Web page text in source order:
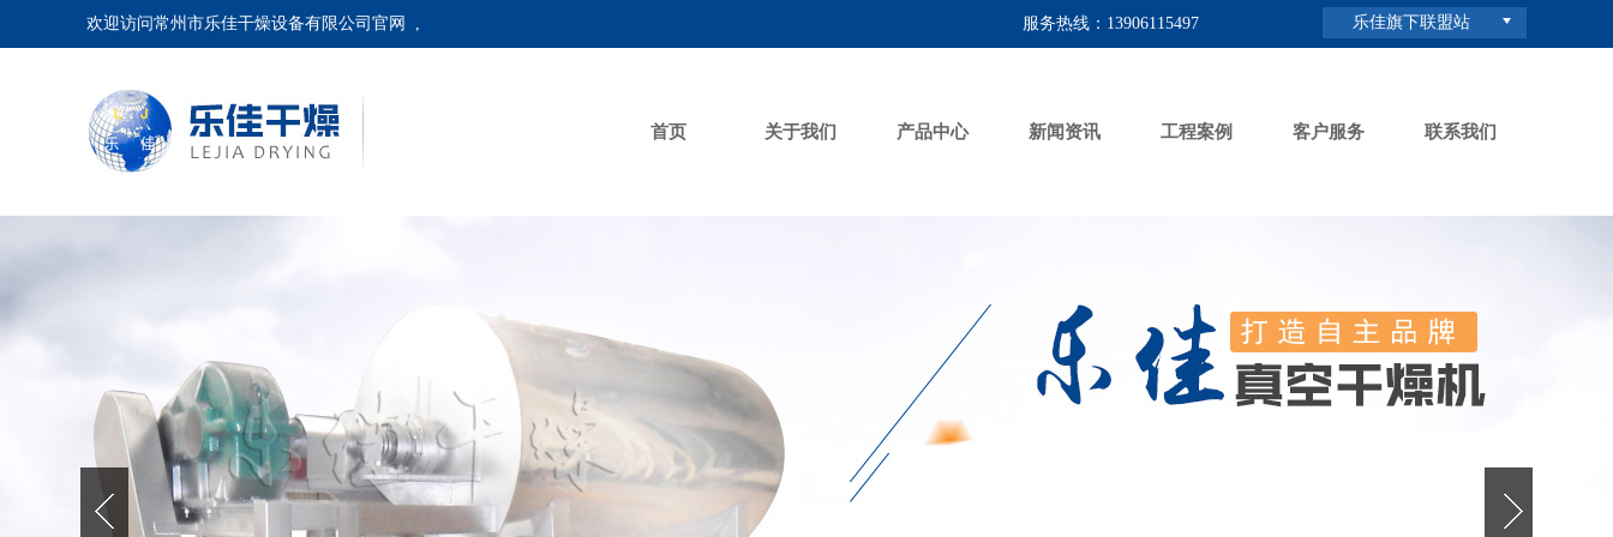
欢迎访问常州市乐佳干燥设备有限公司官网 , 服务热线：13906115497 乐佳旗下联盟站
首页 关于我们 产品中心 新闻资讯 工程案例 客户服务 联系我们